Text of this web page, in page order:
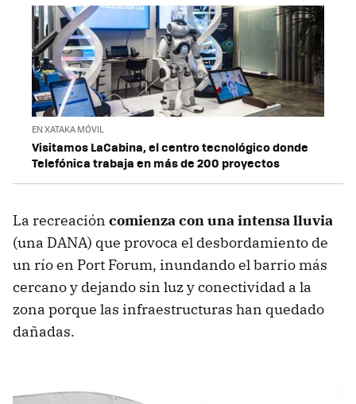
EN XATAKA MÓVIL
Visitamos LaCabina, el centro tecnológico donde
Telefónica trabaja en más de 200 proyectos
La recreación comienza con una intensa lluvia
(una DANA) que provoca el desbordamiento de
un río en Port Forum, inundando el barrio más
cercano y dejando sin luz y conectividad a la
zona porque las infraestructuras han quedado
dañadas.